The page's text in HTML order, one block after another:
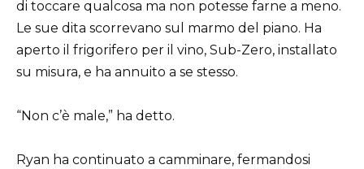
di toccare qualcosa ma non potesse farne a meno.
Le sue dita scorrevano sul marmo del piano. Ha
aperto il frigorifero per il vino, Sub-Zero, installato
su misura, e ha annuito a se stesso.
“Non c’è male,” ha detto.
Ryan ha continuato a camminare, fermandosi